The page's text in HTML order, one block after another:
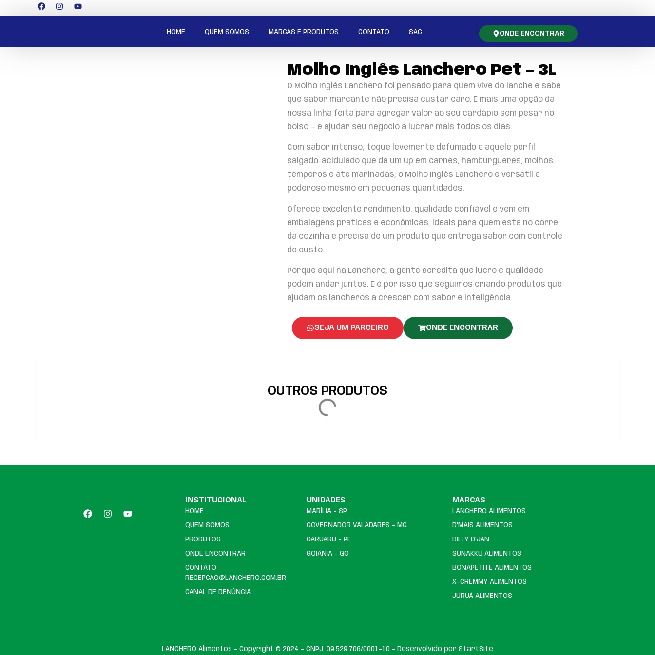
HOME QUEM SOMOS MARCAS E PRODUTOS CONTATO SAC ONDE ENCONTRAR
Molho Inglês Lanchero Pet – 3L
O Molho Inglês Lanchero foi pensado para quem vive do lanche e sabe
que sabor marcante não precisa custar caro. É mais uma opção da
nossa linha feita para agregar valor ao seu cardápio sem pesar no
bolso — e ajudar seu negócio a lucrar mais todos os dias.
Com sabor intenso, toque levemente defumado e aquele perfil
salgado-acidulado que dá um up em carnes, hambúrgueres, molhos,
temperos e até marinadas, o Molho Inglês Lanchero é versátil e
poderoso mesmo em pequenas quantidades.
Oferece excelente rendimento, qualidade confiável e vem em
embalagens práticas e econômicas, ideais para quem está no corre
da cozinha e precisa de um produto que entrega sabor com controle
de custo.
Porque aqui na Lanchero, a gente acredita que lucro e qualidade
podem andar juntos. E é por isso que seguimos criando produtos que
ajudam os lancheros a crescer com sabor e inteligência.
SEJA UM PARCEIRO ONDE ENCONTRAR
OUTROS PRODUTOS
INSTITUCIONAL
HOME
QUEM SOMOS
PRODUTOS
ONDE ENCONTRAR
CONTATO
RECEPCAO@LANCHERO.COM.BR
CANAL DE DENÚNCIA
UNIDADES
MARÍLIA - SP
GOVERNADOR VALADARES - MG
CARUARU - PE
GOIÂNIA - GO
MARCAS
LANCHERO ALIMENTOS
D'MAIS ALIMENTOS
BILLY D'JAN
SUNAKKU ALIMENTOS
BONAPETITE ALIMENTOS
X-CREMMY ALIMENTOS
JURUÁ ALIMENTOS
LANCHERO Alimentos - Copyright © 2024 - CNPJ: 09.529.706/0001-10 - Desenvolvido por StartSite